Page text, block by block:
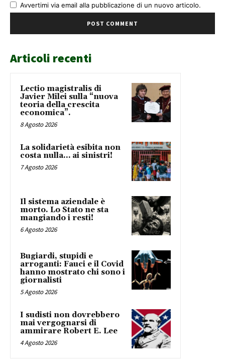
Avvertimi via email alla pubblicazione di un nuovo articolo.
Articoli recenti
Lectio magistralis di
Javier Milei sulla “nuova
teoria della crescita
economica”.
8 Agosto 2026
La solidarietà esibita non
costa nulla… ai sinistri!
7 Agosto 2026
Il sistema aziendale è
morto. Lo Stato ne sta
mangiando i resti!
6 Agosto 2026
Bugiardi, stupidi e
arroganti: Fauci e il Covid
hanno mostrato chi sono i
giornalisti
5 Agosto 2026
I sudisti non dovrebbero
mai vergognarsi di
ammirare Robert E. Lee
4 Agosto 2026